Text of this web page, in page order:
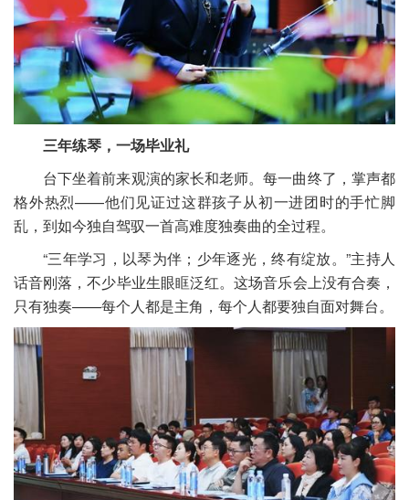
三年练琴，一场毕业礼
台下坐着前来观演的家长和老师。每一曲终了，掌声都
格外热烈——他们见证过这群孩子从初一进团时的手忙脚
乱，到如今独自驾驭一首高难度独奏曲的全过程。
“三年学习，以琴为伴；少年逐光，终有绽放。”主持人
话音刚落，不少毕业生眼眶泛红。这场音乐会上没有合奏，
只有独奏——每个人都是主角，每个人都要独自面对舞台。